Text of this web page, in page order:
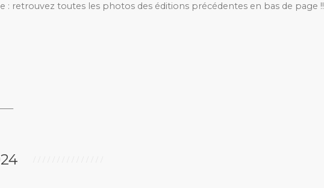
: retrouvez toutes les photos des éditions précédentes en bas de page !!